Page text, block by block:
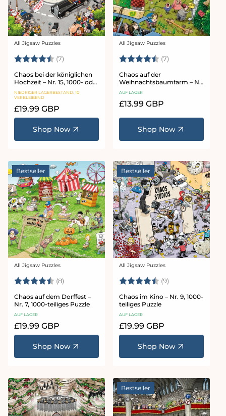
Anbieter:
All Jigsaw Puzzles
Bewertung:(7) 4.9 von 5 Sternen
Chaos bei der königlichen
Hochzeit – Nr. 15, 1000- oder
500-teiliges Puzzle
NIEDRIGER LAGERBESTAND: 10
VERBLEIBEND
Normaler
Preis
£19.99 GBP
Shop Now
Anbieter:
All Jigsaw Puzzles
Bewertung:(7)
Chaos auf der
Weihnachtsbaumfarm – Nr.
10, 1000- oder 500-teiliges
AUF LAGER
Normaler
£13.99 GBP
Shop Now
Bestseller
Anbieter:
All Jigsaw Puzzles
Bewertung:(8) 4.8 von 5 Sternen
Chaos auf dem Dorffest –
Nr. 7, 1000-teiliges Puzzle
AUF LAGER
Normaler
Preis
£19.99 GBP
Shop Now
Bestseller
Anbieter:
All Jigsaw Puzzles
Bewertung:(9)
Chaos im Kino – Nr. 9, 1000-
teiliges Puzzle
AUF LAGER
Normaler
Preis
£19.99 GBP
Shop Now
Bestseller